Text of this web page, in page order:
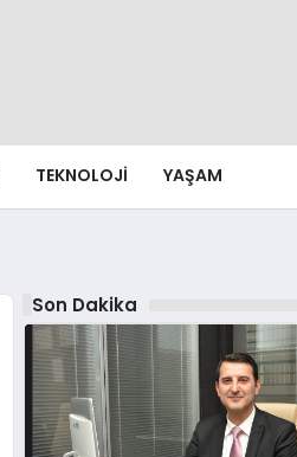
TEKNOLOJI YAŞAM
Son Dakika